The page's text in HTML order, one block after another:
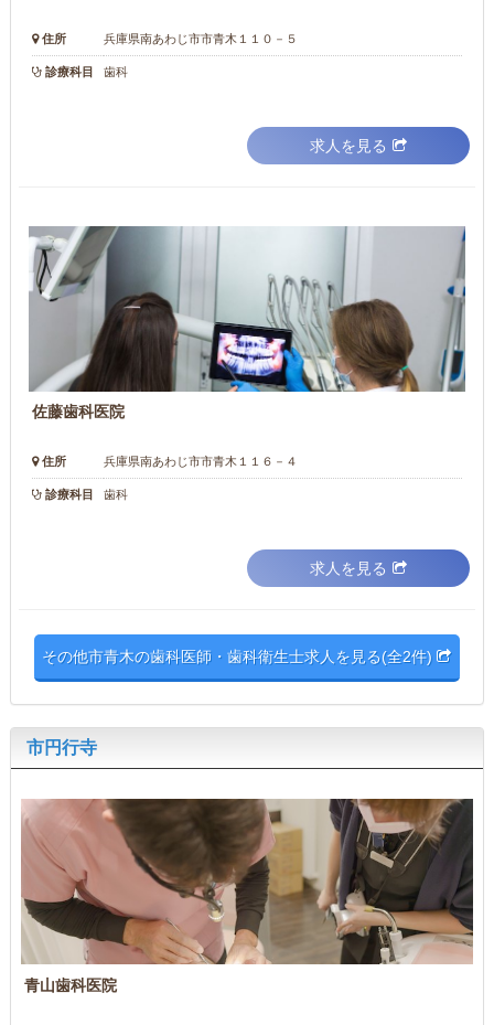
住所 兵庫県南あわじ市市青木１１０－５
診療科目 歯科
求人を見る
佐藤歯科医院
住所 兵庫県南あわじ市市青木１１６－４
診療科目 歯科
求人を見る
その他市青木の歯科医師・歯科衛生士求人を見る(全2件)
市円行寺
青山歯科医院